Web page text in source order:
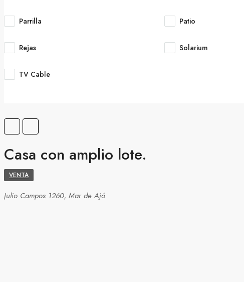
Parrilla Patio
Rejas Solarium
TV Cable
Casa con amplio lote.
VENTA
Julio Campos 1260, Mar de Ajó